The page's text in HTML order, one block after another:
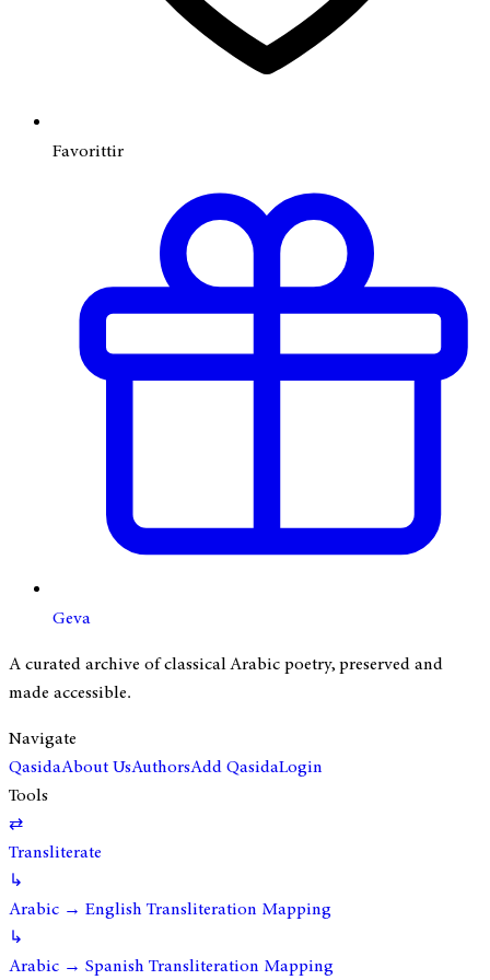
Favorittir
Geva
A curated archive of classical Arabic poetry, preserved and
made accessible.
Navigate
QasidaAbout UsAuthorsAdd QasidaLogin
Tools
⇄
Transliterate
↳
Arabic → English Transliteration Mapping
↳
Arabic → Spanish Transliteration Mapping